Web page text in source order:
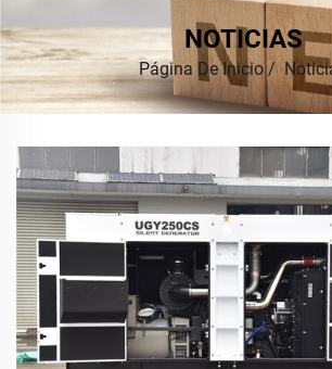
NOTICIAS
Página De Inicio/